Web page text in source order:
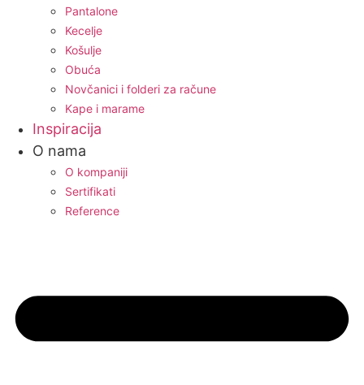
Pantalone
Kecelje
Košulje
Obuća
Novčanici i folderi za račune
Kape i marame
Inspiracija
O nama
O kompaniji
Sertifikati
Reference